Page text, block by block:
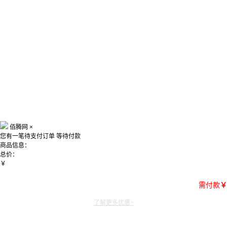
佰腾网 ×
您有一笔待支付订单 等待付款
商品信息：
总价：
￥
需付款￥
了解更多优惠~